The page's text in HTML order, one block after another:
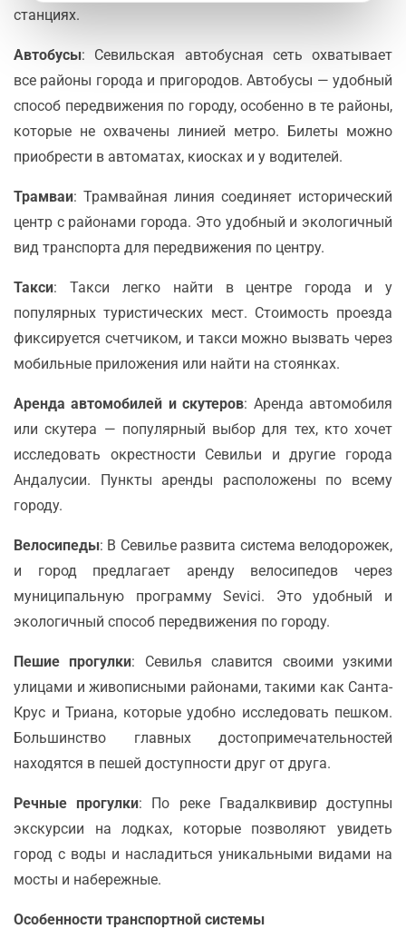
станциях.
Автобусы: Севильская автобусная сеть охватывает
все районы города и пригородов. Автобусы — удобный
способ передвижения по городу, особенно в те районы,
которые не охвачены линией метро. Билеты можно
приобрести в автоматах, киосках и у водителей.
Трамваи: Трамвайная линия соединяет исторический
центр с районами города. Это удобный и экологичный
вид транспорта для передвижения по центру.
Такси: Такси легко найти в центре города и у
популярных туристических мест. Стоимость проезда
фиксируется счетчиком, и такси можно вызвать через
мобильные приложения или найти на стоянках.
Аренда автомобилей и скутеров: Аренда автомобиля
или скутера — популярный выбор для тех, кто хочет
исследовать окрестности Севильи и другие города
Андалусии. Пункты аренды расположены по всему
городу.
Велосипеды: В Севилье развита система велодорожек,
и город предлагает аренду велосипедов через
муниципальную программу Sevici. Это удобный и
экологичный способ передвижения по городу.
Пешие прогулки: Севилья славится своими узкими
улицами и живописными районами, такими как Санта-
Крус и Триана, которые удобно исследовать пешком.
Большинство главных достопримечательностей
находятся в пешей доступности друг от друга.
Речные прогулки: По реке Гвадалквивир доступны
экскурсии на лодках, которые позволяют увидеть
город с воды и насладиться уникальными видами на
мосты и набережные.
Особенности транспортной системы